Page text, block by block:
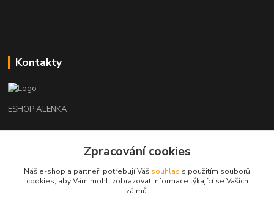
Kontakty
ESHOP ALENKA
+420602541312
orechovka@inmes.cz
Zpracování cookies
Náš e-shop a partneři potřebují Váš souhlas s použitím souborů
cookies, aby Vám mohli zobrazovat informace týkající se Vašich
zájmů.